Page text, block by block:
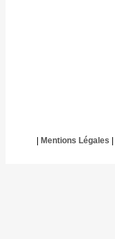
Mentions Légales